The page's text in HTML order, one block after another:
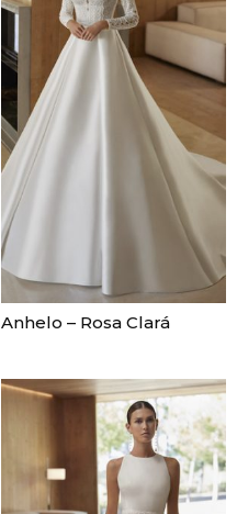
Anhelo – Rosa Clará